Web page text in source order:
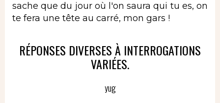
sache que du jour où l'on saura qui tu es, on
te fera une tête au carré, mon gars !
RÉPONSES DIVERSES À INTERROGATIONS
VARIÉES.
yug